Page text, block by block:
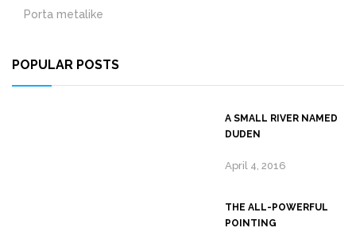
Porta metalike
POPULAR POSTS
A SMALL RIVER NAMED
DUDEN
April 4, 2016
THE ALL-POWERFUL
POINTING